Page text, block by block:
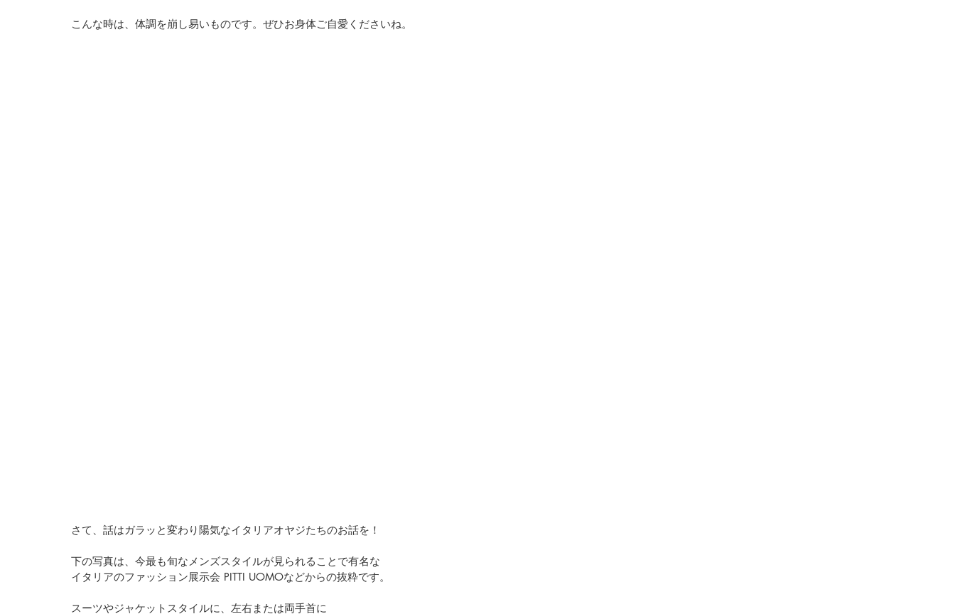
こんな時は、体調を崩し易いものです。ぜひお身体ご自愛くださいね。
さて、話はガラッと変わり陽気なイタリアオヤジたちのお話を！
下の写真は、今最も旬なメンズスタイルが見られることで有名な
イタリアのファッション展示会 PITTI UOMOなどからの抜粋です。
スーツやジャケットスタイルに、左右または両手首に